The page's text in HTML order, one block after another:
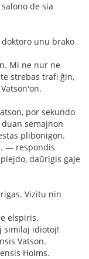
de sia
unu brako
Mi ne nur ne
strebas trafi ĝin,
por sekundo
semajnon
plibonigon.
— respondis
daŭrigis gaje
Vizitu nin
elspiris.
similaj idiotoj!
Vatson.
Holms.